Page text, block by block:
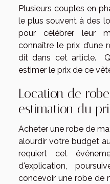
Plusieurs couples en
le plus souvent à des
pour célébrer leur
connaître le prix d’une
dit dans cet article.
estimer le prix de ce
Location de
estimation du
Acheter une robe de
alourdir votre budget
requiert cet
d'explication,
concevoir une robe de